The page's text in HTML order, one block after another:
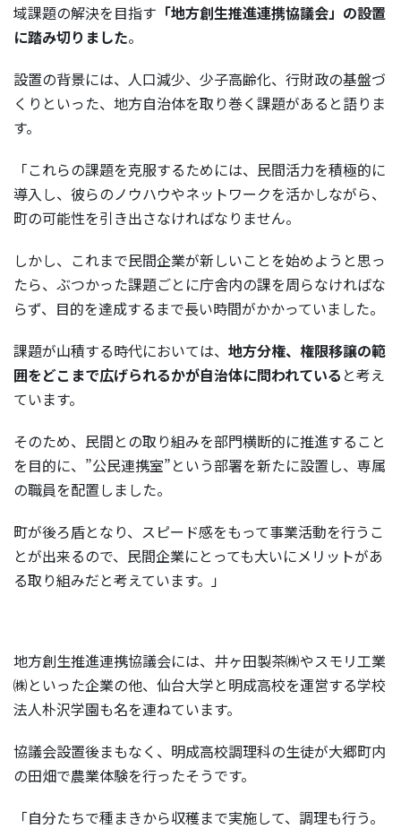
域課題の解決を目指す 「地方創生推進連携協議会」の設置
に踏み切りました。
設置の背景には、人口減少、少子高齢化、行財政の基盤づ
くりといった、地方自治体を取り巻く課題があると語りま
す。
「これらの課題を克服するためには、民間活力を積極的に
導入し、彼らのノウハウやネットワークを活かしながら、
町の可能性を引き出さなければなりません。
しかし、これまで民間企業が新しいことを始めようと思っ
たら、ぶつかった課題ごとに庁舎内の課を周らなければな
らず、目的を達成するまで長い時間がかかっていました。
課題が山積する時代においては、 地方分権、権限移譲の範
囲をどこまで広げられるかが自治体に問われている と考え
ています。
そのため、民間との取り組みを部門横断的に推進すること
を目的に、”公民連携室”という部署を新たに設置し、専属
の職員を配置しました。
町が後ろ盾となり、スピード感をもって事業活動を行うこ
とが出来るので、民間企業にとっても大いにメリットがあ
る取り組みだと考えています。」
地方創生推進連携協議会には、井ヶ田製茶㈱やスモリ工業
㈱といった企業の他、仙台大学と明成高校を運営する学校
法人朴沢学園も名を連ねています。
協議会設置後まもなく、明成高校調理科の生徒が大郷町内
の田畑で農業体験を行ったそうです。
「自分たちで種まきから収穫まで実施して、調理も行う。